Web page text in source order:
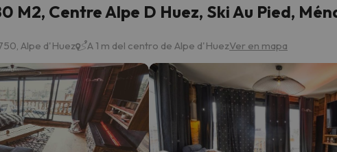
ningún resultado que coincida con tu búsqueda. Prueba a
M2, Centre Alpe D Huez, Ski Au Pied,
Alpe d'Huez A 1 m del centro de Alpe d'HuezVer en mapa